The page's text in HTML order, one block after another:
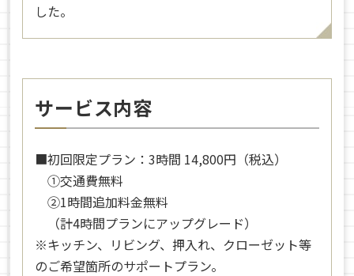
した。
サービス内容
■初回限定プラン：3時間 14,800円（税込）
①交通費無料
②1時間追加料金無料
（計4時間プランにアップグレード）
※キッチン、リビング、押入れ、クローゼット等
のご希望箇所のサポートプラン。